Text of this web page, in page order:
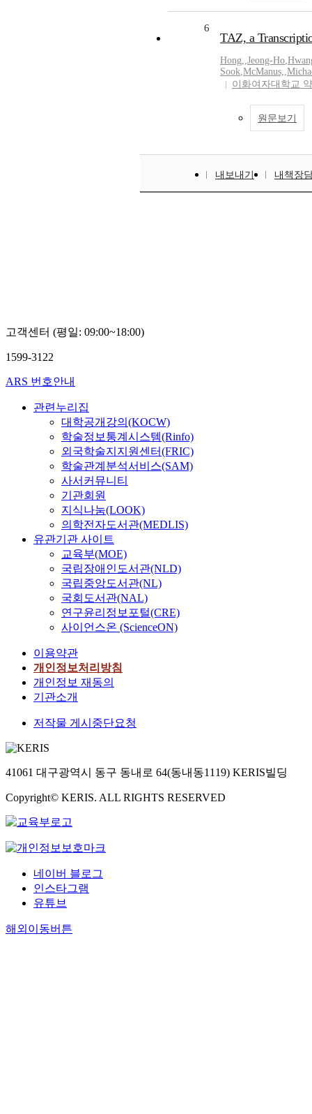
6
TAZ, a
Hong,,Jeong-Ho,
Sook,McManus,,
이화여자대학교
원문보기
내보내기 내책장
고객센터 (평일: 09:00~18:00)
1599-3122
ARS 번호안내
관련누리집
대학공개강의(KOCW)
학술정보통계시스템(Rinfo)
외국학술지지원센터(FRIC)
학술관계분석서비스(SAM)
사서커뮤니티
기관회원
지식나눔(LOOK)
의학전자도서관(MEDLIS)
유관기관 사이트
교육부(MOE)
국립장애인도서관(NLD)
국립중앙도서관(NL)
국회도서관(NAL)
연구윤리정보포털(CRE)
사이언스온 (ScienceON)
이용약관
개인정보처리방침
개인정보 재동의
기관소개
저작물 게시중단요청
41061 대구광역시 동구 동내로 64(동내동1119) KERIS빌딩
Copyright© KERIS. ALL RIGHTS RESERVED
네이버 블로그
인스타그램
유튜브
해외이동버튼